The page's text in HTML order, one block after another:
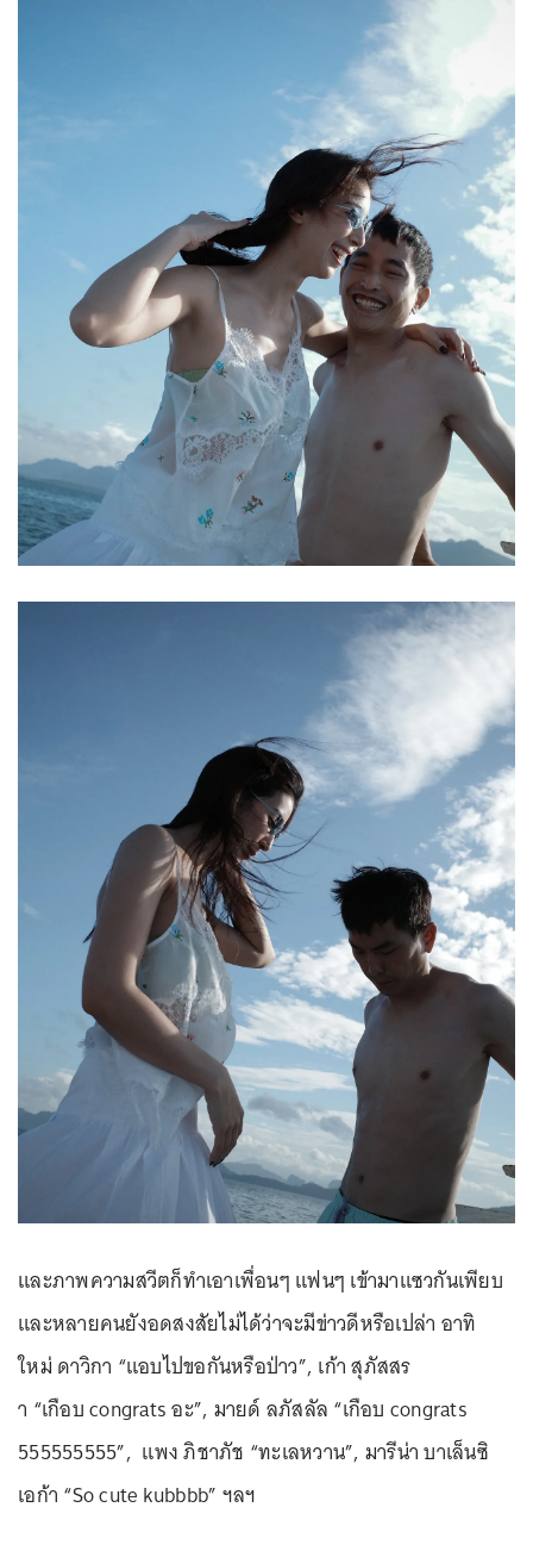
และภาพความสวีตก็ทำเอาเพื่อนๆ แฟนๆ เข้ามาแซวกันเพียบ
และหลายคนยังอดสงสัยไม่ได้ว่าจะมีข่าวดีหรือเปล่า อาทิ
ใหม่ ดาวิกา “แอบไปขอกันหรือป่าว”, เก้า สุภัสสร
า “เกือบ congrats อะ”, มายด์ ลภัสลัล “เกือบ congrats
555555555”, แพง ภิชาภัช “ทะเลหวาน”, มารีน่า บาเล็นซิ
เอก้า “So cute kubbbb” ฯลฯ